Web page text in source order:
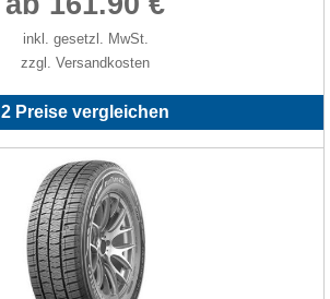
inkl. gesetzl. MwSt.
zzgl. Versandkosten
2 Preise vergleichen